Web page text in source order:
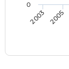
2003 2005
0